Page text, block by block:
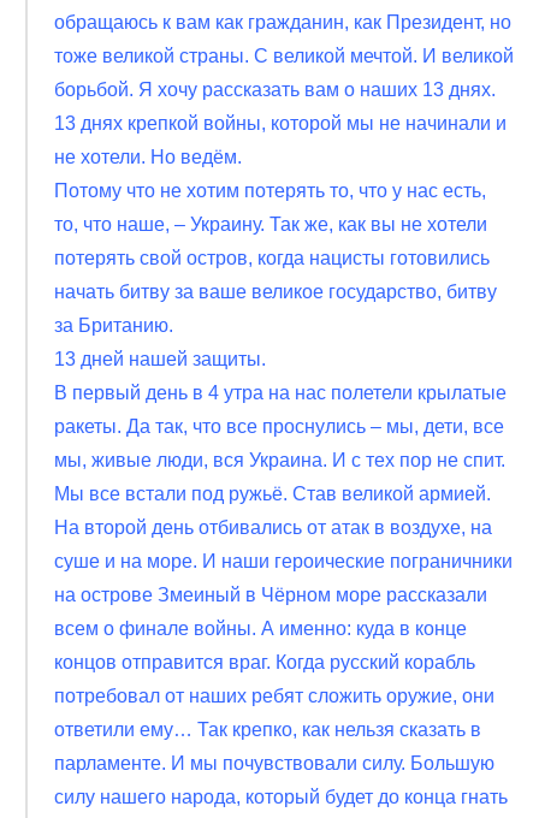
обращаюсь к вам как гражданин, как Президент, но
тоже великой страны. С великой мечтой. И великой
борьбой. Я хочу рассказать вам о наших 13 днях.
13 днях крепкой войны, которой мы не начинали и
не хотели. Но ведём.
Потому что не хотим потерять то, что у нас есть,
то, что наше, – Украину. Так же, как вы не хотели
потерять свой остров, когда нацисты готовились
начать битву за ваше великое государство, битву
за Британию.
13 дней нашей защиты.
В первый день в 4 утра на нас полетели крылатые
ракеты. Да так, что все проснулись – мы, дети, все
мы, живые люди, вся Украина. И с тех пор не спит.
Мы все встали под ружьё. Став великой армией.
На второй день отбивались от атак в воздухе, на
суше и на море. И наши героические пограничники
на острове Змеиный в Чёрном море рассказали
всем о финале войны. А именно: куда в конце
концов отправится враг. Когда русский корабль
потребовал от наших ребят сложить оружие, они
ответили ему… Так крепко, как нельзя сказать в
парламенте. И мы почувствовали силу. Большую
силу нашего народа, который будет до конца гнать